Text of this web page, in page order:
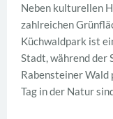
Neben kulturellen
zahlreichen
Küchwaldpark ist
Stadt, während der
Rabensteiner
Tag in der Natur